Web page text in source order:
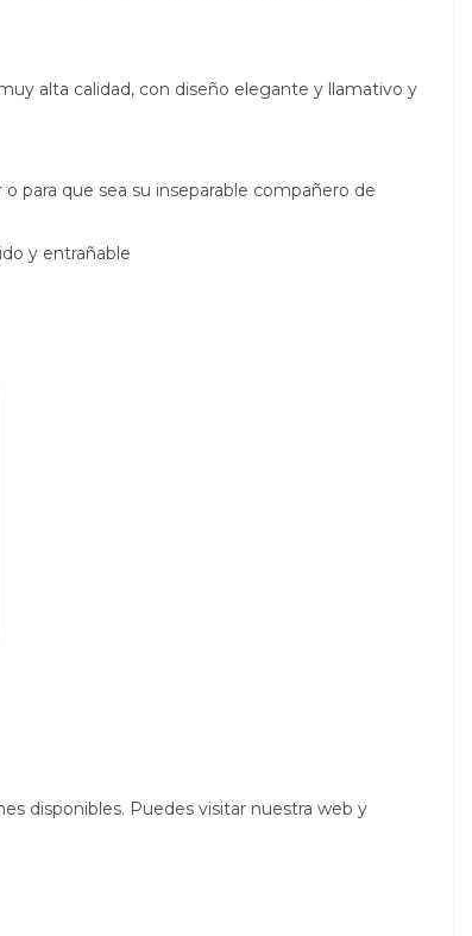
alta calidad, con diseño elegante y llamativo y
para que sea su inseparable compañero de
y entrañable
disponibles. Puedes visitar nuestra web y